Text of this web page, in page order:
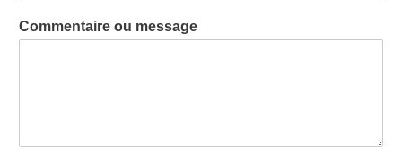
Commentaire ou message